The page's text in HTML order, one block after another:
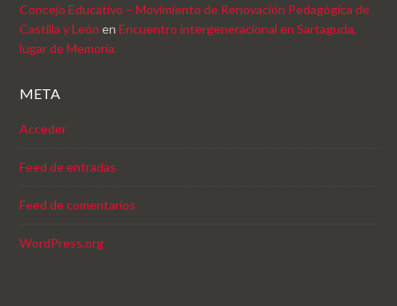
Concejo Educativo – Movimiento de Renovación Pedagógica de
Castilla y León enEncuentro intergeneracional en Sartaguda,
lugar de Memoria.
META
Acceder
Feed de entradas
Feed de comentarios
WordPress.org